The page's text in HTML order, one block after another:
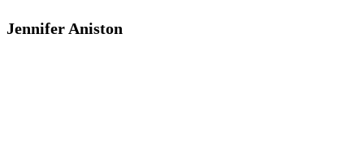
Jennifer Aniston